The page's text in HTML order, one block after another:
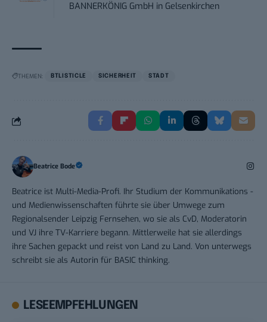
BANNERKÖNIG GmbH in Gelsenkirchen
THEMEN: BTLISTICLE SICHERHEIT STADT
Beatrice Bode
Beatrice ist Multi-Media-Profi. Ihr Studium der Kommunikations -
und Medienwissenschaften führte sie über Umwege zum
Regionalsender Leipzig Fernsehen, wo sie als CvD, Moderatorin
und VJ ihre TV-Karriere begann. Mittlerweile hat sie allerdings
ihre Sachen gepackt und reist von Land zu Land. Von unterwegs
schreibt sie als Autorin für BASIC thinking.
LESEEMPFEHLUNGEN